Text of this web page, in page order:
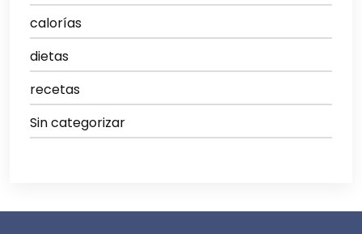
calorías
dietas
recetas
Sin categorizar